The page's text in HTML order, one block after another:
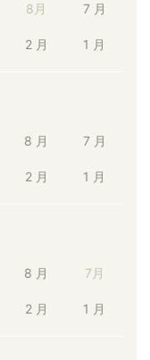
8月 7 月
2 月 1 月
8 月 7 月
2 月 1 月
8 月 7月
2 月 1 月